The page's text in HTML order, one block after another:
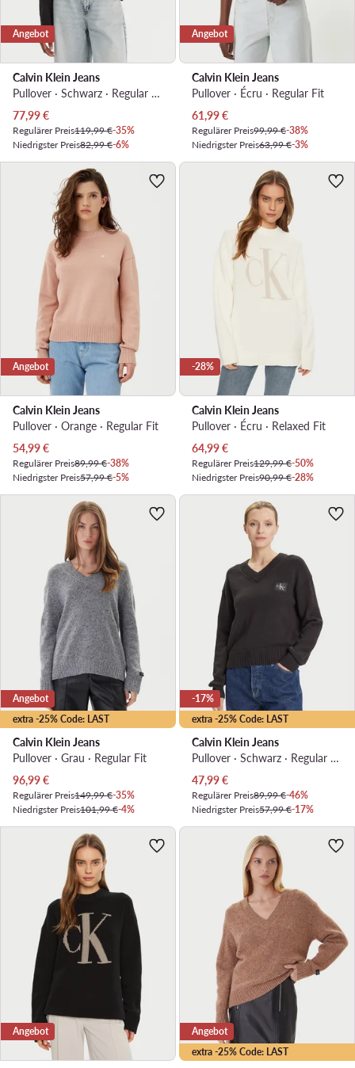
Angebot
Calvin Klein Jeans
Pullover · Schwarz · Regular Fit
Aktueller Preis
77,99€
Regulärer Preis119,99 €-35%
Niedrigster Preis82,99 €-6%
Angebot
Calvin Klein Jeans
Pullover · Écru · Regular Fit
Aktueller Preis
61,99€
Regulärer Preis99,99 €-38%
Niedrigster Preis63,99 €-3%
Angebot
Calvin Klein Jeans
Pullover · Orange · Regular Fit
Aktueller Preis
54,99€
Regulärer Preis89,99 €-38%
Niedrigster Preis57,99 €-5%
-28%
Calvin Klein Jeans
Pullover · Écru · Relaxed Fit
Aktueller Preis
64,99€
Regulärer Preis129,99 €-50%
Niedrigster Preis90,99 €-28%
extra -25% Code: LAST
Angebot
Calvin Klein Jeans
Pullover · Grau · Regular Fit
Aktueller Preis
96,99€
Regulärer Preis149,99 €-35%
Niedrigster Preis101,99 €-4%
extra -25% Code: LAST
-17%
Calvin Klein Jeans
Pullover · Schwarz · Regular Fit
Aktueller Preis
47,99€
Regulärer Preis89,99 €-46%
Niedrigster Preis57,99 €-17%
Angebot
extra -25% Code: LAST
Angebot